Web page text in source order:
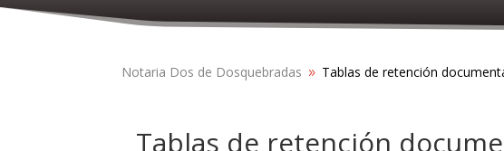
Notaria Dos de Dosquebradas 9 Tablas de retención
Tablas de retención